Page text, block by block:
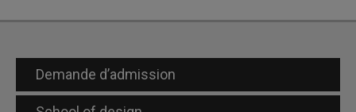
Demande d’admission